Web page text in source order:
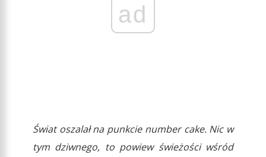
ad
Świat oszalał na punkcie number cake. Nic w
tym dziwnego, to powiew świeżości wśród